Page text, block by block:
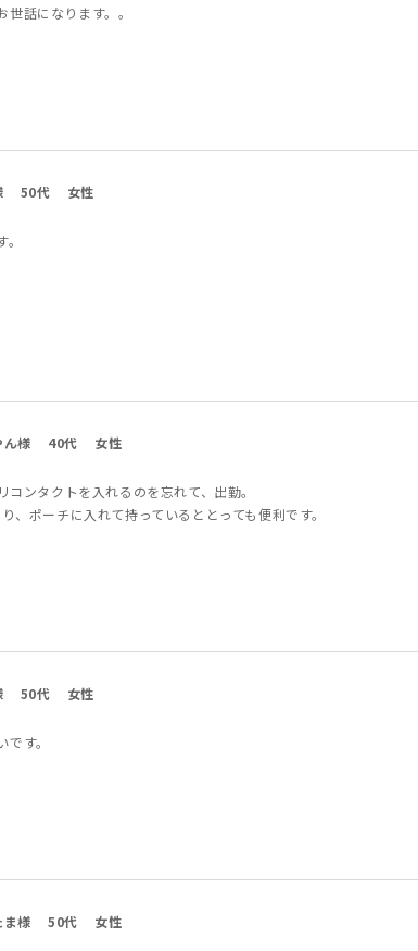
話になります。。
50代 女性
ん様 40代 女性
ンタクトを入れるのを忘れて、出勤。
ポーチに入れて持っているととっても便利です。
50代 女性
す。
ま様 50代 女性